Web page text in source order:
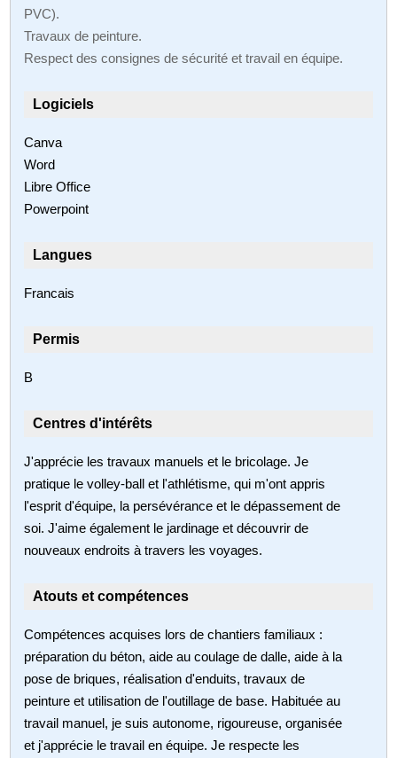
PVC).
Travaux de peinture.
Respect des consignes de sécurité et travail en équipe.
Logiciels
Canva
Word
Libre Office
Powerpoint
Langues
Francais
Permis
B
Centres d'intérêts
J'apprécie les travaux manuels et le bricolage. Je
pratique le volley-ball et l'athlétisme, qui m'ont appris
l'esprit d'équipe, la persévérance et le dépassement de
soi. J'aime également le jardinage et découvrir de
nouveaux endroits à travers les voyages.
Atouts et compétences
Compétences acquises lors de chantiers familiaux :
préparation du béton, aide au coulage de dalle, aide à la
pose de briques, réalisation d'enduits, travaux de
peinture et utilisation de l'outillage de base. Habituée au
travail manuel, je suis autonome, rigoureuse, organisée
et j'apprécie le travail en équipe. Je respecte les